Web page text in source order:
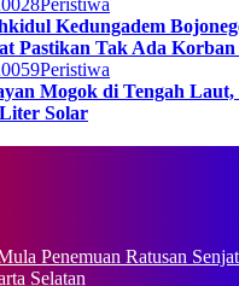
Kedungadem
Pastikan Tak Ada Korban
Peristiwa
Mogok di Tengah
Solar